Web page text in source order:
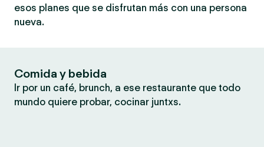
esos planes que se disfrutan más con una persona
nueva.
Comida y bebida
Ir por un café, brunch, a ese restaurante que todo
mundo quiere probar, cocinar juntxs.